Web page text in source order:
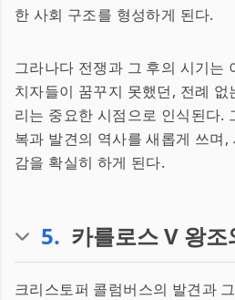
한 사회 구조를 형성하게 된다.
그라나다 전쟁과 그 후의 시기는
치자들이 꿈꾸지 못했던, 전례
리는 중요한 시점으로 인식된다.
복과 발견의 역사를 새롭게 쓰며,
감을 확실히 하게 된다.
5. 카를로스 V 왕
크리스토퍼 콜럼버스의 발견과